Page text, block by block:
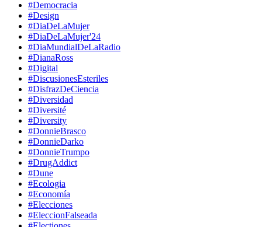
#Democracia
#Design
#DiaDeLaMujer
#DiaDeLaMujer'24
#DiaMundialDeLaRadio
#DianaRoss
#Digital
#DiscusionesEsteriles
#DisfrazDeCiencia
#Diversidad
#Diversité
#Diversity
#DonnieBrasco
#DonnieDarko
#DonnieTrumpo
#DrugAddict
#Dune
#Ecologia
#Economía
#Elecciones
#EleccionFalseada